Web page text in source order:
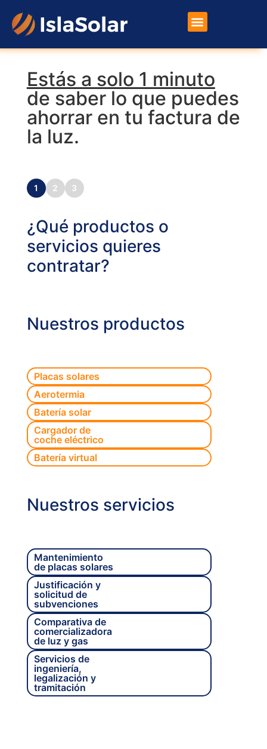
Estás a solo 1 minuto
de saber lo que puedes
ahorrar en tu factura de
la luz.
1 2 3
¿Qué productos o
servicios quieres
contratar?
Nuestros productos
Nuestros
productos
Placas solares
Aerotermia
Batería solar
Cargador de
coche eléctrico
Batería virtual
Nuestros servicios
Nuestros
servicios
Mantenimiento
de placas solares
Justificación y
solicitud de
subvenciones
Comparativa de
comercializadora
de luz y gas
Servicios de
ingeniería,
legalización y
tramitación